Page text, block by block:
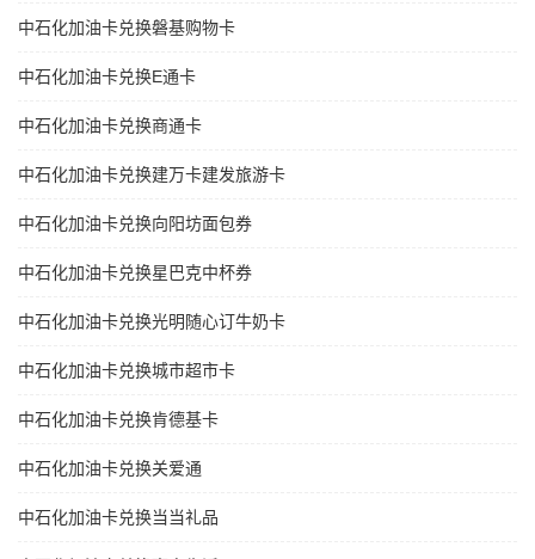
中石化加油卡兑换磐基购物卡
中石化加油卡兑换E通卡
中石化加油卡兑换商通卡
中石化加油卡兑换建万卡建发旅游卡
中石化加油卡兑换向阳坊面包券
中石化加油卡兑换星巴克中杯券
中石化加油卡兑换光明随心订牛奶卡
中石化加油卡兑换城市超市卡
中石化加油卡兑换肯德基卡
中石化加油卡兑换关爱通
中石化加油卡兑换当当礼品